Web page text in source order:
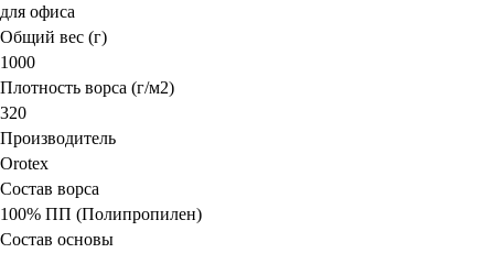
для офиса
Общий вес (г)
1000
Плотность ворса (г/м2)
320
Производитель
Orotex
Состав ворса
100% ПП (Полипропилен)
Состав основы